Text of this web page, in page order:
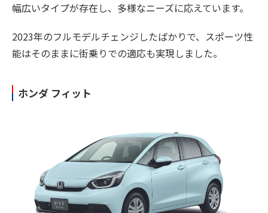
幅広いタイプが存在し、多様なニーズに応えています。
2023年のフルモデルチェンジしたばかりで、スポーツ性
能はそのままに街乗りでの適応も実現しました。
ホンダ フィット